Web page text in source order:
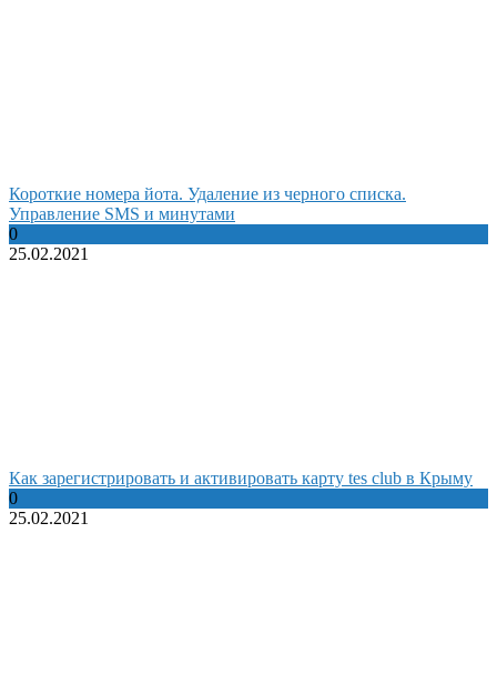
Короткие номера йота. Удаление из черного списка.
Управление SMS и минутами
0
25.02.2021
Как зарегистрировать и активировать карту tes club в Крыму
0
25.02.2021